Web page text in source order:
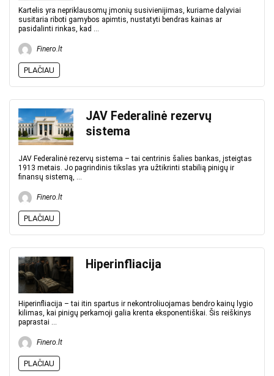
Kartelis yra nepriklausomų įmonių susivienijimas, kuriame dalyviai
susitaria riboti gamybos apimtis, nustatyti bendras kainas ar
pasidalinti rinkas, kad ...
Finero.lt
PLAČIAU
JAV Federalinė rezervų
sistema
JAV Federalinė rezervų sistema – tai centrinis šalies bankas, įsteigtas
1913 metais. Jo pagrindinis tikslas yra užtikrinti stabilią pinigų ir
finansų sistemą, ...
Finero.lt
PLAČIAU
Hiperinfliacija
Hiperinfliacija – tai itin spartus ir nekontroliuojamas bendro kainų lygio
kilimas, kai pinigų perkamoji galia krenta eksponentiškai. Šis reiškinys
paprastai ...
Finero.lt
PLAČIAU